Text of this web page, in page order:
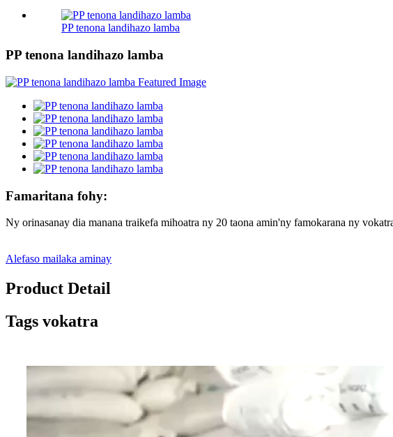
PP tenona landihazo lamba
PP tenona landihazo lamba
Famaritana fohy:
Ny orinasanay dia manana traikefa mihoatra ny 20 taona amin'ny famokarana ny
Alefaso mailaka aminay
Product Detail
Tags vokatra